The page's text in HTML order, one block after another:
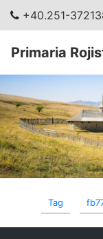
+40.251-
Primaria
Tag